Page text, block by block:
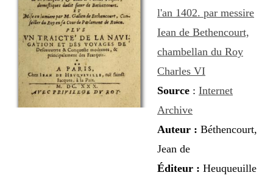
l'an 1402. par messire
Iean de Bethencourt,
chambellan du Roy
Charles VI
Source : Internet
Archive
Auteur : Béthencourt,
Jean de
Éditeur : Heuqueuille